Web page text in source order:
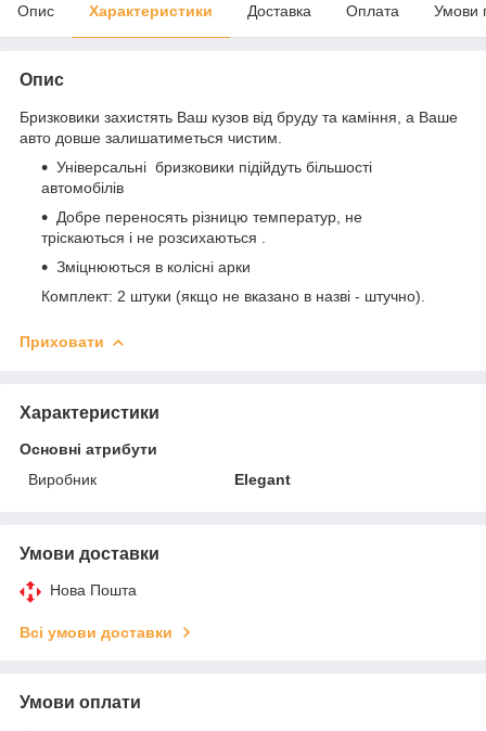
Опис Характеристики Доставка Оплата Умови
Опис
Бризковики захистять Ваш кузов від бруду та каміння, а Ваше
авто довше залишатиметься чистим.
Універсальні бризковики підійдуть більшості
автомобілів
Добре переносять різницю температур, не
тріскаються і не розсихаються .
Зміцнюються в колісні арки
Комплект: 2 штуки (якщо не вказано в назві - штучно).
Приховати
Характеристики
Основні атрибути
Виробник
Elegant
Умови доставки
Нова Пошта
Всі умови доставки
Умови оплати